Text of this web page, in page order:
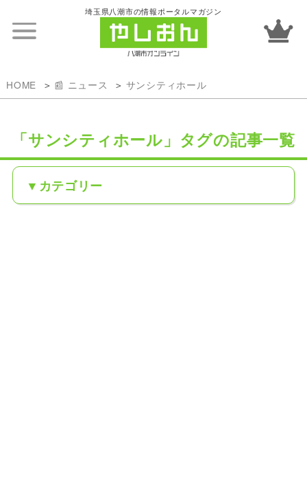
埼玉県八潮市の情報ポータルマガジン
HOME 📰 ニュース サンシティホール
「サンシティホール」タグの記事一覧
カテゴリー